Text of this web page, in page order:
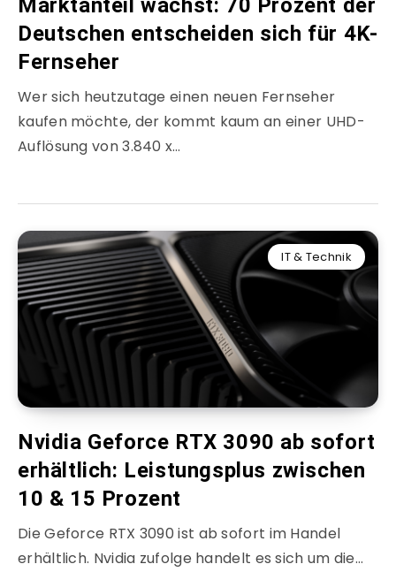
Marktanteil wächst: 70 Prozent der
Deutschen entscheiden sich für 4K-
Fernseher
Wer sich heutzutage einen neuen Fernseher
kaufen möchte, der kommt kaum an einer UHD-
Auflösung von 3.840 x…
IT & Technik
Nvidia Geforce RTX 3090 ab sofort
erhältlich: Leistungsplus zwischen
10 & 15 Prozent
Die Geforce RTX 3090 ist ab sofort im Handel
erhältlich. Nvidia zufolge handelt es sich um die…